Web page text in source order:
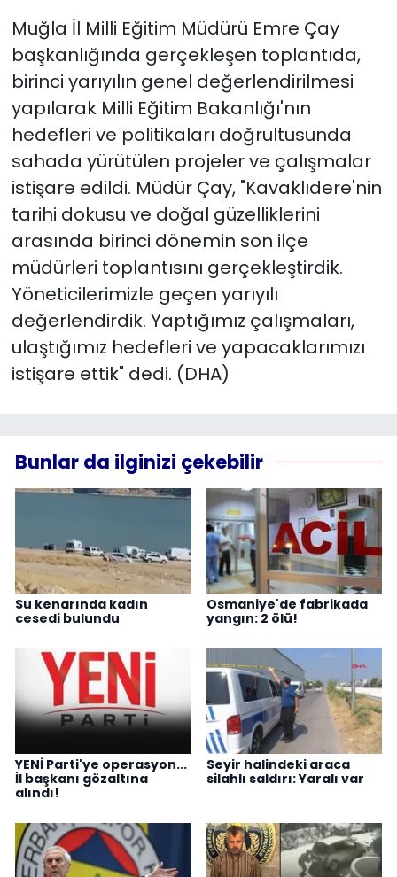
Muğla İl Milli Eğitim Müdürü Emre Çay
başkanlığında gerçekleşen toplantıda,
birinci yarıyılın genel değerlendirilmesi
yapılarak Milli Eğitim Bakanlığı'nın
hedefleri ve politikaları doğrultusunda
sahada yürütülen projeler ve çalışmalar
istişare edildi. Müdür Çay, "Kavaklıdere'nin
tarihi dokusu ve doğal güzelliklerini
arasında birinci dönemin son ilçe
müdürleri toplantısını gerçekleştirdik.
Yöneticilerimizle geçen yarıyılı
değerlendirdik. Yaptığımız çalışmaları,
ulaştığımız hedefleri ve yapacaklarımızı
istişare ettik" dedi. (DHA)
Bunlar da ilginizi çekebilir
Su kenarında kadın
cesedi bulundu
Osmaniye'de fabrikada
yangın: 2 ölü!
YENİ Parti'ye operasyon...
İl başkanı gözaltına
alındı!
Seyir halindeki araca
silahlı saldırı: Yaralı var